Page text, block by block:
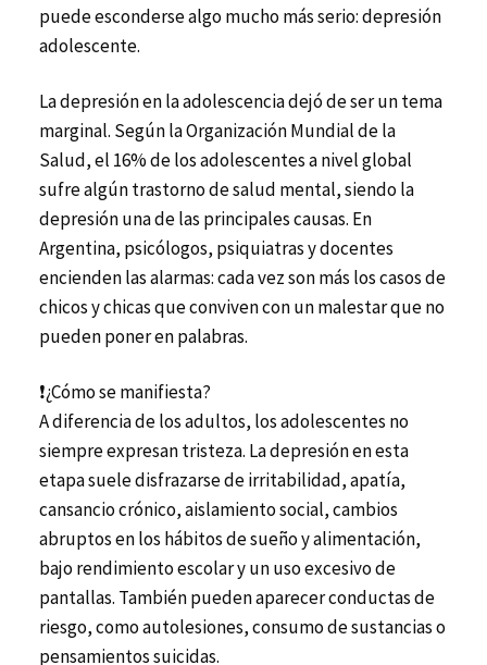
puede esconderse algo mucho más serio: depresión
adolescente.
La depresión en la adolescencia dejó de ser un tema
marginal. Según la Organización Mundial de la
Salud, el 16% de los adolescentes a nivel global
sufre algún trastorno de salud mental, siendo la
depresión una de las principales causas. En
Argentina, psicólogos, psiquiatras y docentes
encienden las alarmas: cada vez son más los casos de
chicos y chicas que conviven con un malestar que no
pueden poner en palabras.
❗¿Cómo se manifiesta?
A diferencia de los adultos, los adolescentes no
siempre expresan tristeza. La depresión en esta
etapa suele disfrazarse de irritabilidad, apatía,
cansancio crónico, aislamiento social, cambios
abruptos en los hábitos de sueño y alimentación,
bajo rendimiento escolar y un uso excesivo de
pantallas. También pueden aparecer conductas de
riesgo, como autolesiones, consumo de sustancias o
pensamientos suicidas.